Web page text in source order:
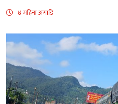
४ महिना अगाडि